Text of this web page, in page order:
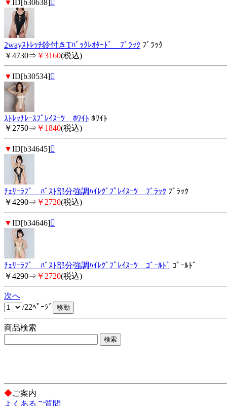
▼ID[b30638]
2wayｽﾄﾚｯﾁ鈴付きTﾊﾞｯｸﾚｵﾀｰﾄﾞ ﾌﾞﾗｯｸ ﾌﾞﾗｯｸ
￥4730⇒ ￥3160(税込)
▼ID[b30534]
ｽﾄﾚｯﾁﾚｰｽﾌﾟﾚｲｽｰﾂ ﾎﾜｲﾄ ﾎﾜｲﾄ
￥2750⇒ ￥1840(税込)
▼ID[b34645]
ﾁｪﾘｰﾗﾌﾞ ﾊﾞｽﾄ部分強調ﾊｲﾚｸﾞﾌﾟﾚｲｽｰﾂ ﾌﾞﾗｯｸ ﾌﾞﾗｯｸ
￥4290⇒ ￥2720(税込)
▼ID[b34646]
ﾁｪﾘｰﾗﾌﾞ ﾊﾞｽﾄ部分強調ﾊｲﾚｸﾞﾌﾟﾚｲｽｰﾂ ｺﾞｰﾙﾄﾞ ｺﾞｰﾙﾄﾞ
￥4290⇒ ￥2720(税込)
次へ
/22ﾍﾟｰｼﾞ
商品検索
◆ご案内
よくあるご質問